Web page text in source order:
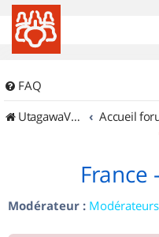
FAQ
UtagawaVTT (Randos VTT et VTTAE avec traces GPS)
Accueil
France
Modérateur :